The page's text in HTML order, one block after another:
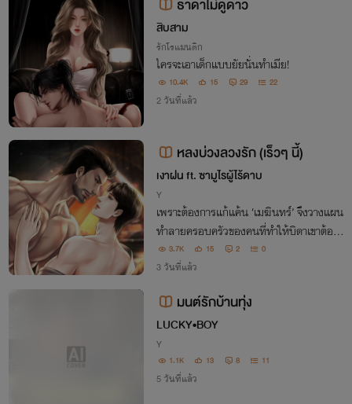
ธาดาไม่ดูดาว
สิบสาม
รักโรแมนติก
ใครจะเอาเด็กแบบยัยนั่นทำเมีย!
10.4K 15 29 22
2 วันที่แล้ว
หลงบ่วงลวงรัก (เร็วๆ นี้)
เงาฝน ft. ซามูไรผู้ไร้ดาบ
Y
เพราะต้องการแก้แค้น ‘เมฆินทร์’ จึงวางแผน
ทำลายครอบครัวของคนที่ทำให้บิดาเขาต้อง
ตาย ทว่าเมื่อแผนการทุกอย่างสำเร็จ เขากลั
บไม่ได้รู้สึกดีอย่างที่คิด หลังได้เห็นน้ำตาจาก
3.7K 15 2 0
3 วันที่แล้ว
มนต์รักบ้านทุ่ง
LUCKY•BOY
Y
1.1K 13 8 11
5 วันที่แล้ว